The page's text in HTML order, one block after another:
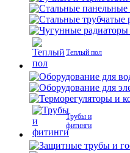
Теплый пол
Трубы и
фитинги